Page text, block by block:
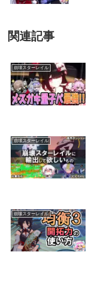
関連記事
崩壊スターレイル
崩壊スターレイル
崩壊スターレイル